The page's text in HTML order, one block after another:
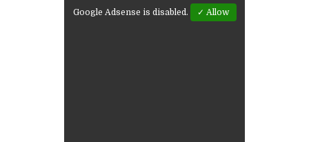
Google Adsense is disabled. ✓ Allow